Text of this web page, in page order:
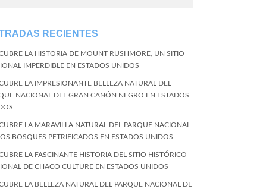
RECIENTES
LA HISTORIA DE MOUNT RUSHMORE, UN SITIO
IMPERDIBLE EN ESTADOS UNIDOS
LA IMPRESIONANTE BELLEZA NATURAL DEL
NACIONAL DEL GRAN CAÑÓN NEGRO EN ESTADOS
LA MARAVILLA NATURAL DEL PARQUE NACIONAL
BOSQUES PETRIFICADOS EN ESTADOS UNIDOS
LA FASCINANTE HISTORIA DEL SITIO HISTÓRICO
DE CHACO CULTURE EN ESTADOS UNIDOS
LA BELLEZA NATURAL DEL PARQUE NACIONAL DE